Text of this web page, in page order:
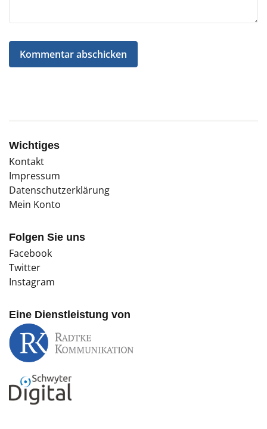
Wichtiges
Kontakt
Impressum
Datenschutzerklärung
Mein Konto
Folgen Sie uns
Facebook
Twitter
Instagram
Eine Dienstleistung von